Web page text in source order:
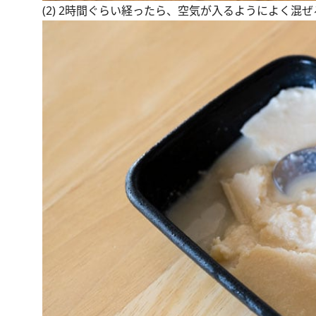
(2) 2時間ぐらい経ったら、空気が入るようによく混